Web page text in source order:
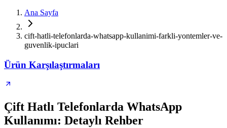
Ana Sayfa
cift-hatli-telefonlarda-whatsapp-kullanimi-farkli-yontemler-ve-
guvenlik-ipuclari
Ürün Karşılaştırmaları
Çift Hatlı Telefonlarda WhatsApp
Kullanımı: Detaylı Rehber